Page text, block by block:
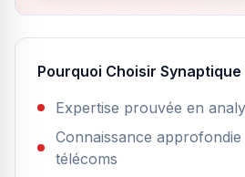
Pourquoi Choisir Synaptique
Expertise prouvée en
Connaissance
télécoms